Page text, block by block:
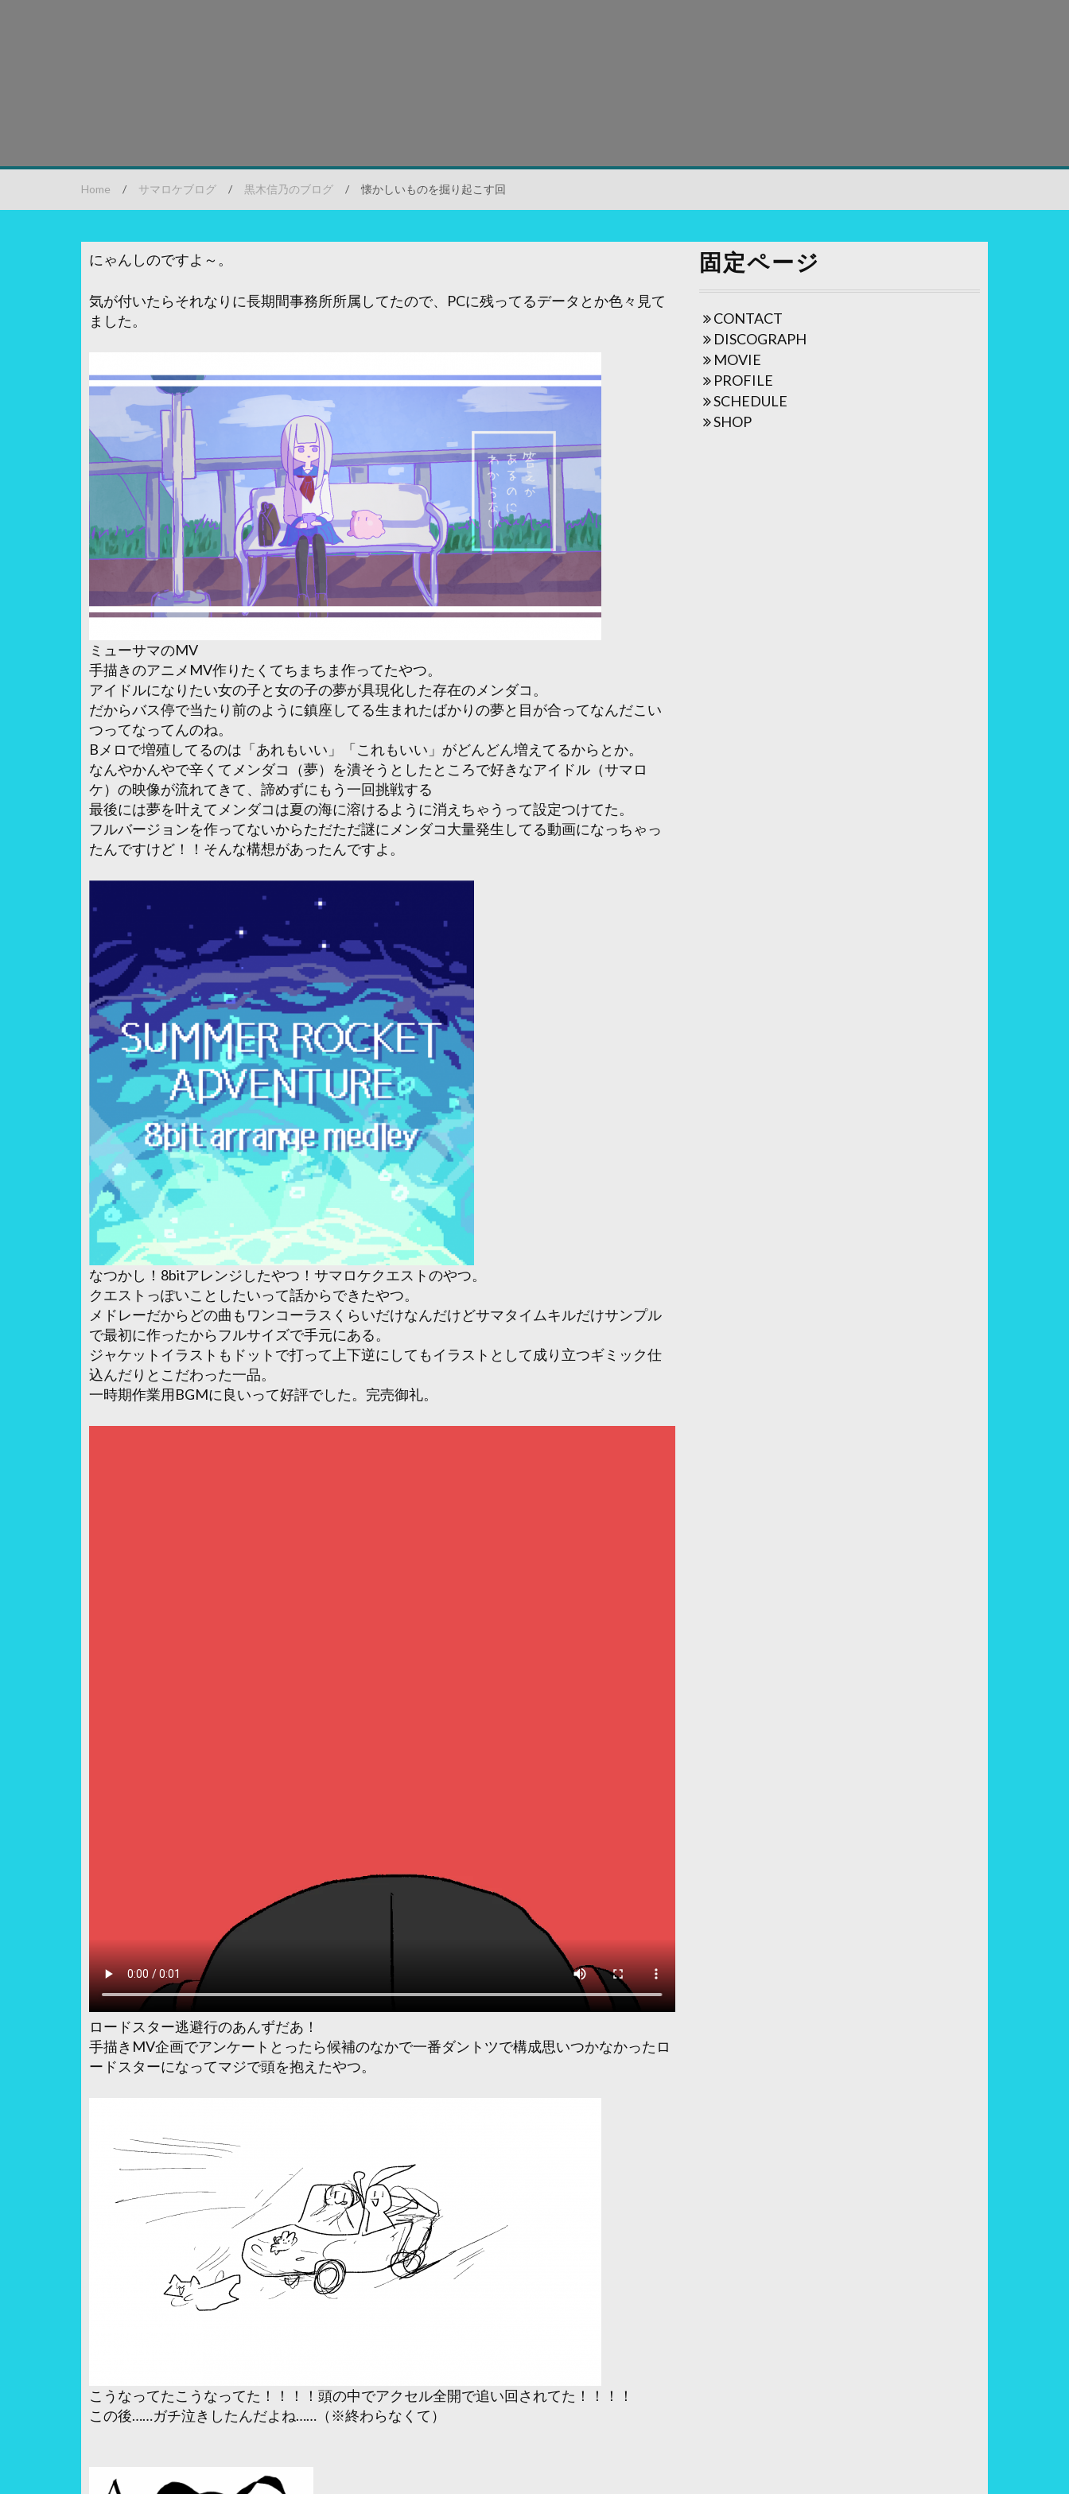
Home / サマロケブログ / 黒木信乃のブログ / 懐かしいものを掘り起こす回
にゃんしのですよ～。
気が付いたらそれなりに長期間事務所所属してたので、PCに残ってるデータとか色々見て
ました。
ミューサマのMV
手描きのアニメMV作りたくてちまちま作ってたやつ。
アイドルになりたい女の子と女の子の夢が具現化した存在のメンダコ。
だからバス停で当たり前のように鎮座してる生まれたばかりの夢と目が合ってなんだこい
つってなってんのね。
Bメロで増殖してるのは「あれもいい」「これもいい」がどんどん増えてるからとか。
なんやかんやで辛くてメンダコ（夢）を潰そうとしたところで好きなアイドル（サマロ
ケ）の映像が流れてきて、諦めずにもう一回挑戦する
最後には夢を叶えてメンダコは夏の海に溶けるように消えちゃうって設定つけてた。
フルバージョンを作ってないからただただ謎にメンダコ大量発生してる動画になっちゃっ
たんですけど！！そんな構想があったんですよ。
なつかし！8bitアレンジしたやつ！サマロケクエストのやつ。
クエストっぽいことしたいって話からできたやつ。
メドレーだからどの曲もワンコーラスくらいだけなんだけどサマタイムキルだけサンプル
で最初に作ったからフルサイズで手元にある。
ジャケットイラストもドットで打って上下逆にしてもイラストとして成り立つギミック仕
込んだりとこだわった一品。
一時期作業用BGMに良いって好評でした。完売御礼。
ロードスター逃避行のあんずだあ！
手描きMV企画でアンケートとったら候補のなかで一番ダントツで構成思いつかなかったロ
ードスターになってマジで頭を抱えたやつ。
こうなってたこうなってた！！！！頭の中でアクセル全開で追い回されてた！！！！
この後……ガチ泣きしたんだよね……（※終わらなくて）
固定ページ
CONTACT
DISCOGRAPH
MOVIE
PROFILE
SCHEDULE
SHOP